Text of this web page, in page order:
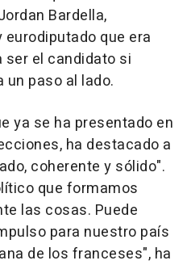
Bardella,
que era
el candidato si
paso al lado.
ya se ha presentado en
ha destacado a
coherente y sólido".
que formamos
las cosas. Puede
para nuestro país
de los franceses", ha